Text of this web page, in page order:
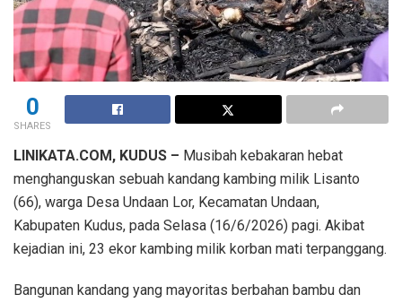
0
SHARES
LINIKATA.COM, KUDUS – Musibah kebakaran hebat
menghanguskan sebuah kandang kambing milik Lisanto
(66), warga Desa Undaan Lor, Kecamatan Undaan,
Kabupaten Kudus, pada Selasa (16/6/2026) pagi. Akibat
kejadian ini, 23 ekor kambing milik korban mati terpanggang.
Bangunan kandang yang mayoritas berbahan bambu dan